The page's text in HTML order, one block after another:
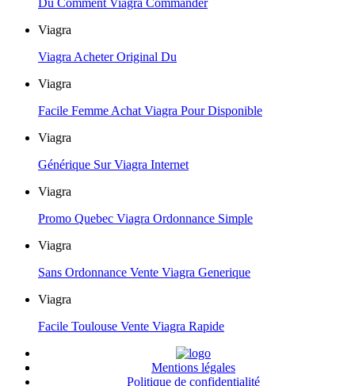
Du Comment Viagra Commander
Viagra
Viagra Acheter Original Du
Viagra
Facile Femme Achat Viagra Pour Disponible
Viagra
Générique Sur Viagra Internet
Viagra
Promo Quebec Viagra Ordonnance Simple
Viagra
Sans Ordonnance Vente Viagra Generique
Viagra
Facile Toulouse Vente Viagra Rapide
Mentions légales
Politique de confidentialité